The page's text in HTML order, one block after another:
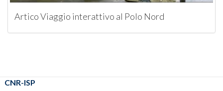
Artico Viaggio interattivo al Polo Nord
CNR-ISP